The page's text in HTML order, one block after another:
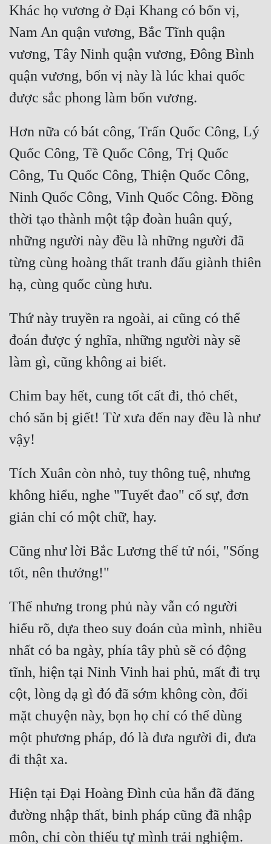
Huyền Ảo
Hài Hước
Hệ Thống
Học Đường
Khoa Huyễn
Khoa Huyễn Không Gian
Kinh Dị
Kiếm Hiệp
Kỳ Huyễn
Mưu Mô
Ngôn Tình
Ngược
Nữ Cường
Nữ Phụ
Phong Thủy - Tâm Linh
Phương Tây
Quan Trường
Thanh Xuân
Tiên Hiệp
Tiểu Thuyết
Trinh Thám
Trùng Sinh
Trọng Sinh
Khác họ vương ở Đại Khang có bốn vị,
Nam An quận vương, Bắc Tĩnh quận
vương, Tây Ninh quận vương, Đông Bình
quận vương, bốn vị này là lúc khai quốc
Hơn nữa có bát công, Trấn Quốc Công, Lý
Quốc Công, Tề Quốc Công, Trị Quốc
Công, Tu Quốc Công, Thiện Quốc Công,
Ninh Quốc Công, Vinh Quốc Công. Đồng
thời tạo thành một tập đoàn huân quý,
những người này đều là những người đã
từng cùng hoàng thất tranh đấu giành thiên
Thứ này truyền ra ngoài, ai cũng có thể
đoán được ý nghĩa, những người này sẽ
Chim bay hết, cung tốt cất đi, thỏ chết,
chó săn bị giết! Từ xưa đến nay đều là như
Tích Xuân còn nhỏ, tuy thông tuệ, nhưng
không hiểu, nghe "Tuyết đao" cố sự, đơn
Cũng như lời Bắc Lương thế tử nói, "Sống
Thế nhưng trong phủ này vẫn có người
hiểu rõ, dựa theo suy đoán của mình, nhiều
nhất có ba ngày, phía tây phủ sẽ có động
tĩnh, hiện tại Ninh Vinh hai phủ, mất đi trụ
cột, lòng dạ gì đó đã sớm không còn, đối
mặt chuyện này, bọn họ chỉ có thể dùng
một phương pháp, đó là đưa người đi, đưa
Hiện tại Đại Hoàng Đình của hắn đã đăng
đường nhập thất, binh pháp cũng đã nhập